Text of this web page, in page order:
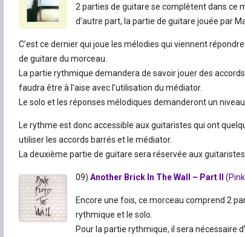
2 parties de guitare se complètent dans ce
d’autre part, la partie de guitare jouée par
C’est ce dernier qui joue les mélodies qui viennent
de guitare du morceau.
La partie rythmique demandera de savoir jouer des
faudra être à l’aise avec l’utilisation du médiator.
Le solo et les réponses mélodiques demanderont un
Le rythme est donc accessible aux guitaristes qui ont
utiliser les accords barrés et le médiator.
La deuxième partie de guitare sera réservée aux
09) Another Brick In The Wall – Part II (
Encore une fois, ce morceau comprend 2
rythmique et le solo.
Pour la partie rythmique, il sera nécessaire